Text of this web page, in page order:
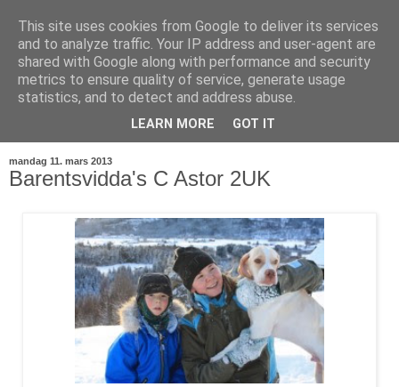
mandag 11. mars 2013
Barentsvidda's C Astor 2UK
This site uses cookies from Google to deliver its services
and to analyze traffic. Your IP address and user-agent are
shared with Google along with performance and security
metrics to ensure quality of service, generate usage
statistics, and to detect and address abuse.
LEARN MORE GOT IT